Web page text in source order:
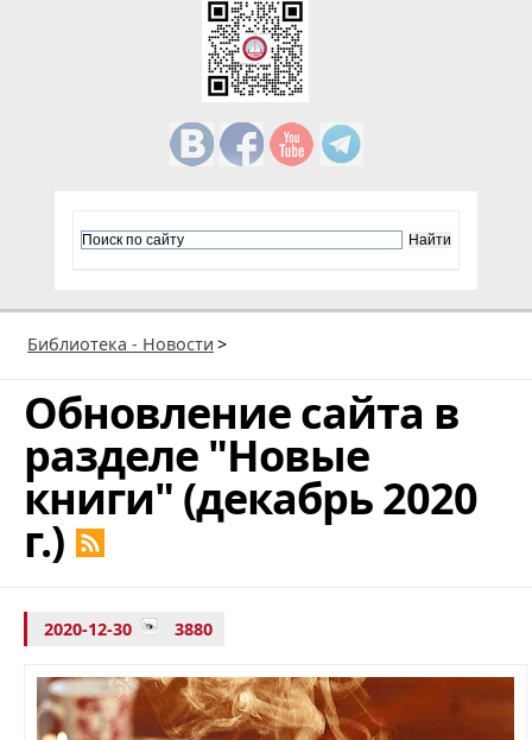
Библиотека - Новости >
Обновление сайта в
разделе "Новые
книги" (декабрь 2020
г.)
2020-12-30 3880